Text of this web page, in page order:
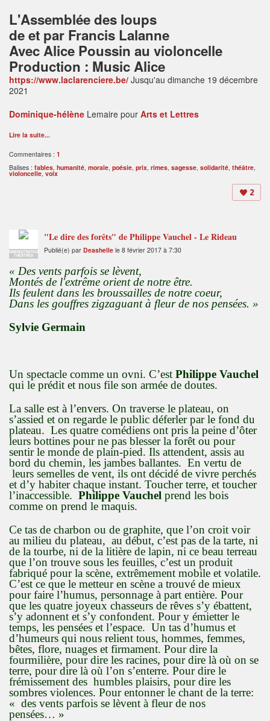
L'Assemblée des loups
de et par Francis Lalanne
Avec Alice Poussin au violoncelle
Production : Music Alice
https://www.laclarenciere.be/ Jusqu'au dimanche 19 décembre
2021
Dominique-hélène Lemaire pour Arts et Lettres
Lire la suite...
Commentaires : 1
Balises : fables humanité morale poésie prix rimes sagesse solidarité théâtre
violoncelle,voix
2
ADMINISTRATEUR
THÉÂTRES
"Le dire des forêts" de Philippe Vauchel - Le Rideau
Publié(e) par Deashelle le 8 février 2017 à 7:30
« Des vents parfois se lèvent,
Montés de l'extrême orient de notre être.
Ils feulent dans les broussailles de notre coeur,
Dans les gouffres zigzaguant à fleur de nos pensées. »
Sylvie Germain
Un spectacle comme un ovni. C’est Philippe Vauchel
qui le prédit et nous file son armée de doutes.
La salle est à l’envers. On traverse le plateau, on
s’assied et on regarde le public déferler par le fond du
plateau. Les quatre comédiens ont pris la peine d’ôter
leurs bottines pour ne pas blesser la forêt ou pour
sentir le monde de plain-pied. Ils attendent, assis au
bord du chemin, les jambes ballantes. En vertu de
leurs semelles de vent, ils ont décidé de vivre perchés
et d’y habiter chaque instant. Toucher terre, et toucher
l’inaccessible. Philippe Vauchel prend les bois
comme on prend le maquis.
Ce tas de charbon ou de graphite, que l’on croit voir
au milieu du plateau, au début, c’est pas de la tarte, ni
de la tourbe, ni de la litière de lapin, ni ce beau terreau
que l’on trouve sous les feuilles, c’est un produit
fabriqué pour la scène, extrêmement mobile et volatile.
C’est ce que le metteur en scène a trouvé de mieux
pour faire l’humus, personnage à part entière. Pour
que les quatre joyeux chasseurs de rêves s’y ébattent,
s’y adonnent et s’y confondent. Pour y émietter le
temps, les pensées et l’espace. Un tas d’humus et
d’humeurs qui nous relient tous, hommes, femmes,
bêtes, flore, nuages et firmament. Pour dire la
fourmilière, pour dire les racines, pour dire là où on se
terre, pour dire là où l’on s’enterre. Pour dire le
frémissement des humbles plaisirs, pour dire les
sombres violences. Pour entonner le chant de la terre:
« des vents parfois se lèvent à fleur de nos
pensées… »